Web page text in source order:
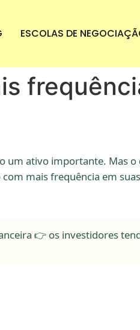
ESCOLAS DE
um ativo importante. Mas o
mais frequência em
👉 os investidores